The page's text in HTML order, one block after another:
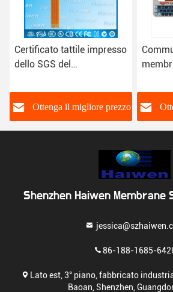
Commutatore di
membrana flessibile della
tastiera del commutatore
di membrana IP67
Ottenga il migliore prezzo
che
cupola
Shenzhen Haiwen Membrane
86-188-1685-
Lato est, 3° piano, fabbricato
Baoan, Shenzhen,